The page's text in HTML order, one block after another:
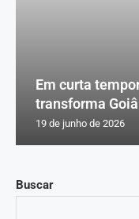
Buscar
Em curta
transforma
19 de junho de 2026